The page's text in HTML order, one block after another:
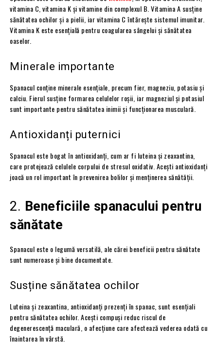
vitamina C, vitamina K și vitamine din complexul B. Vitamina A susține
sănătatea ochilor și a pielii, iar vitamina C întărește sistemul imunitar.
Vitamina K este esențială pentru coagularea sângelui și sănătatea
oaselor.
Minerale importante
Spanacul conține minerale esențiale, precum fier, magneziu, potasiu și
calciu. Fierul susține formarea celulelor roșii, iar magneziul și potasiul
sunt importante pentru sănătatea inimii și funcționarea musculară.
Antioxidanți puternici
Spanacul este bogat în antioxidanți, cum ar fi luteina și zeaxantina,
care protejează celulele corpului de stresul oxidativ. Acești antioxidanți
joacă un rol important în prevenirea bolilor și menținerea sănătății.
2. Beneficiile spanacului pentru
sănătate
Spanacul este o legumă versatilă, ale cărei beneficii pentru sănătate
sunt numeroase și bine documentate.
Susține sănătatea ochilor
Luteina și zeaxantina, antioxidanți prezenți în spanac, sunt esențiali
pentru sănătatea ochilor. Acești compuși reduc riscul de
degenerescență maculară, o afecțiune care afectează vederea odată cu
înaintarea în vârstă.